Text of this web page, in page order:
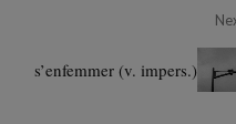
s’enfemmer (v. impers.)